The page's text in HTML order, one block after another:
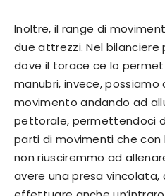
Inoltre, il range di
due attrezzi. Nel
dove il torace ce lo
manubri, invece,
movimento andando ad
pettorale, permettendoci
parti di movimenti che con
non riusciremmo ad
avere una presa